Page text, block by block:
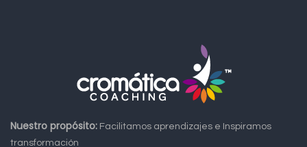
Nuestro propósito: Facilitamos aprendizajes e Inspiramos
transformación